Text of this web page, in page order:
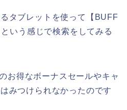
タブレットを使って【BUFF
いう感じで検索をしてみる
お得なボーナスセールやキャ
みつけられなかったのです